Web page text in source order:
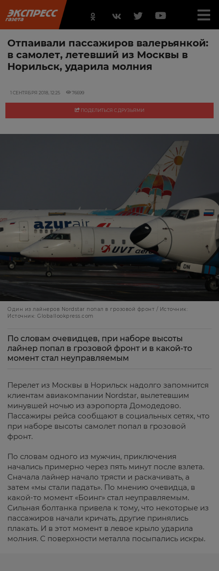
Отпаивали пассажиров валерьянкой:
в самолет, летевший из Москвы в
Норильск, ударила молния
1 СЕНТЯБРЯ 2018, 12:25 76699
ПОДЕЛИТЬСЯ С ДРУЗЬЯМИ
Один из лайнеров Nordstar попал в грозовой фронт / Источник:
Источник: Globallookpress.com
По словам очевидцев, при наборе высоты
лайнер попал в грозовой фронт и в какой-то
момент стал неуправляемым
Перелет из Москвы в Норильск надолго запомнится
клиентам авиакомпании Nordstar, вылетевшим
минувшей ночью из аэропорта Домодедово.
Пассажиры рейса сообщают в социальных сетях, что
при наборе высоты самолет попал в грозовой
фронт.
По словам одного из мужчин, приключения
начались примерно через пять минут после взлета.
Сначала лайнер начало трясти и раскачивать, а
затем «мы стали падать». По мнению очевидца, в
какой-то момент «Боинг» стал неуправляемым.
Сильная болтанка привела к тому, что некоторые из
пассажиров начали кричать, другие принялись
плакать. И в этот момент в левое крыло ударила
молния. С поверхности металла посыпались искры.